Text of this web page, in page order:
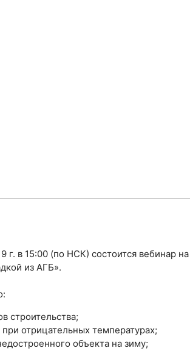
г. в 15:00 (по НСК) состоится вебинар
из АГБ».
строительства;
при отрицательных температурах;
объекта на зиму;